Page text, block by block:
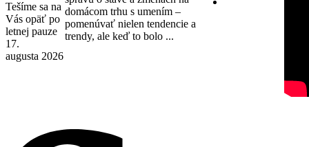
Tešíme sa na
Vás opäť po
letnej pauze
17.
augusta 2026
domácom trhu s umením –
pomenúvať nielen tendencie a
trendy, ale keď to bolo ...